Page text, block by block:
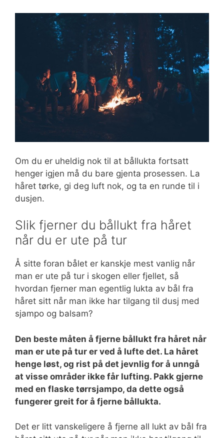
Om du er uheldig nok til at bållukta fortsatt
henger igjen må du bare gjenta prosessen. La
håret tørke, gi deg luft nok, og ta en runde til i
dusjen.
Slik fjerner du bållukt fra håret
når du er ute på tur
Å sitte foran bålet er kanskje mest vanlig når
man er ute på tur i skogen eller fjellet, så
hvordan fjerner man egentlig lukta av bål fra
håret sitt når man ikke har tilgang til dusj med
sjampo og balsam?
Den beste måten å fjerne bållukt fra håret når
man er ute på tur er ved å lufte det. La håret
henge løst, og rist på det jevnlig for å unngå
at visse områder ikke får lufting. Pakk gjerne
med en flaske tørrsjampo, da dette også
fungerer greit for å fjerne bållukta.
Det er litt vanskeligere å fjerne all lukt av bål fra